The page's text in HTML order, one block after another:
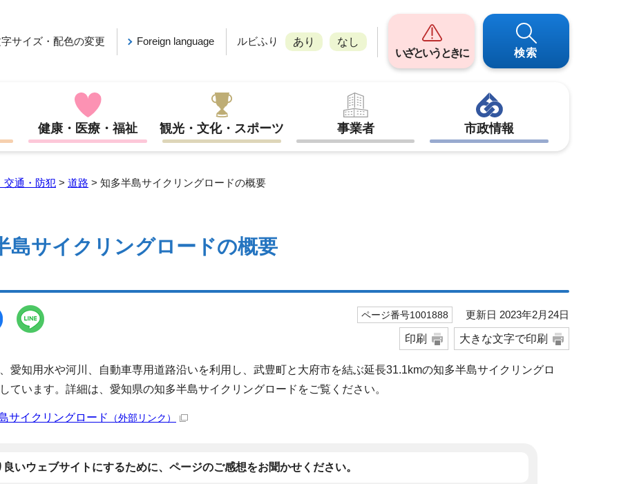
サイズ・配色の変更 Foreign language ルビふり あり
なし
いざというときに
検索
健康・医療・福祉 観光・文化・スポーツ 事業者 市政情報
交通・防犯 > 道路 > 知多半島サイクリングロードの概要
島サイクリングロードの概要
ページ番号1001888 更新日 2023年2月24日
印刷 大きな文字で印刷
愛知用水や河川、自動車専用道路沿いを利用し、武豊町と大府市を結ぶ延長31.1kmの知多半島サイクリングロ
ています。詳細は、愛知県の知多半島サイクリングロードをご覧ください。
サイクリングロード （外部リンク）
良いウェブサイトにするために、ページのご感想をお聞かせください。